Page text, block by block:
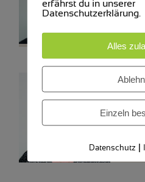
E-Mail
Eija
erfährst du in unserer
Datenschutzerklärung.
Alles
Einzeln
Datenschutz |